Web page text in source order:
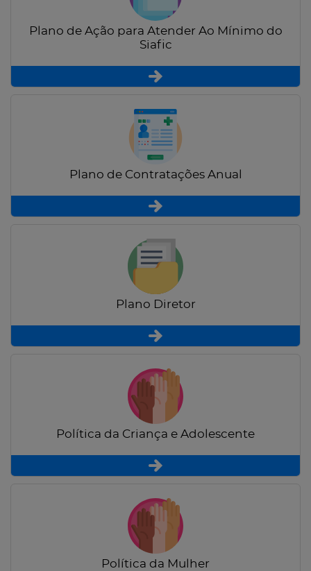
Plano de Ação para Atender Ao Mínimo do
Siafic
Plano de Contratações Anual
Plano Diretor
Política da Criança e Adolescente
Política da Mulher